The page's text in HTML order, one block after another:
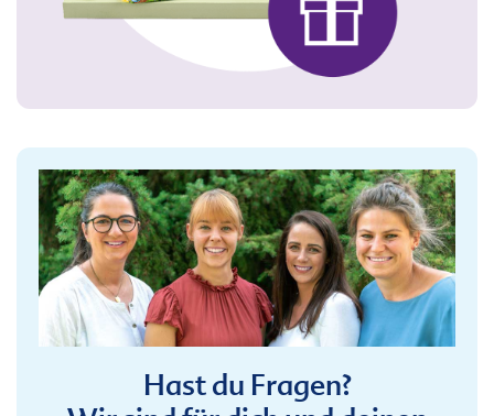
Hast du Fragen?